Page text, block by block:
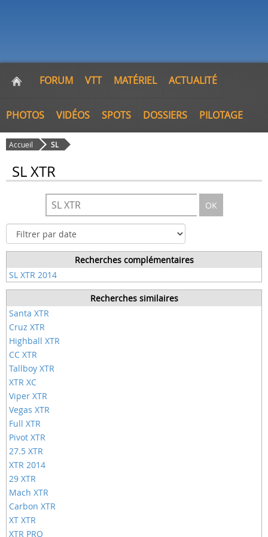
FORUM VTT MATÉRIEL ACTUALITÉ
PHOTOS VIDÉOS SPOTS DOSSIERS PILOTAGE
Accueil SL
SL XTR
OK
Recherches complémentaires
SL XTR 2014
Recherches similaires
Santa XTR
Cruz XTR
Highball XTR
CC XTR
Tallboy XTR
XTR XC
Viper XTR
Vegas XTR
Full XTR
Pivot XTR
27.5 XTR
XTR 2014
29 XTR
Mach XTR
Carbon XTR
XT XTR
XTR PRO